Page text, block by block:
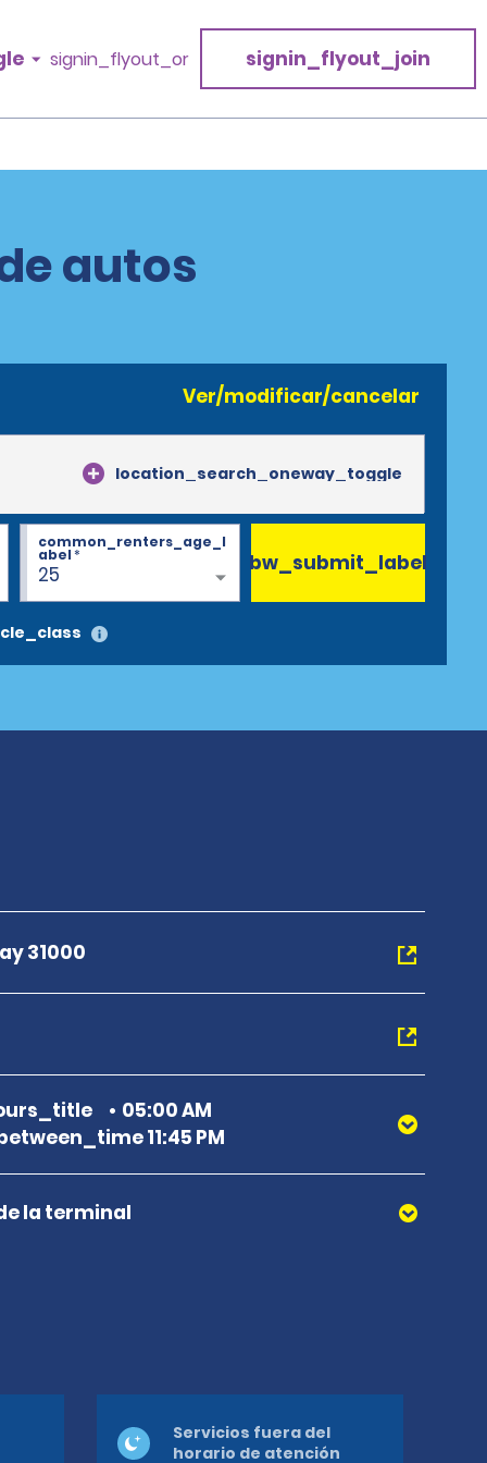
signin_flyout_or signin_flyout_join
autos
Ver/modificar/cancelar
location_search_oneway_toggle
25
common_renters_age_l
abel* bw_submit_label
31000
05:00 AM
11:45 PM
la terminal
Servicios fuera del
horario de atención